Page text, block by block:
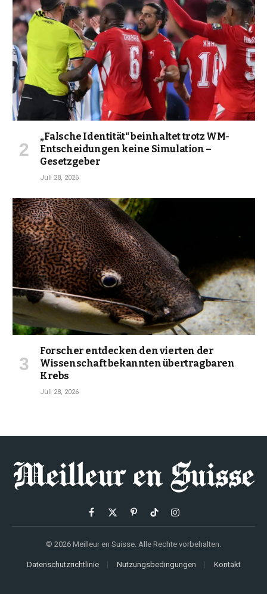
„Falsche Identität“ beinhaltet trotz WM-
Entscheidungen keine Simulation –
Gesetzgeber
Juli 28, 2026
Forscher entdecken den vierten der
Wissenschaft bekannten übertragbaren
Krebs
Juli 28, 2026
Facebook
X
PinterestTikTokInstagram
© 2026 Meilleur en Suisse. Alle Rechte vorbehalten.
Datenschutzrichtlinie Nutzungsbedingungen Kontakt